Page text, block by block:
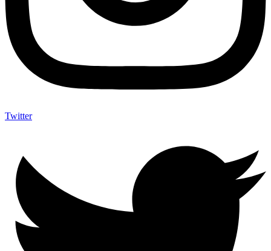
Twitter